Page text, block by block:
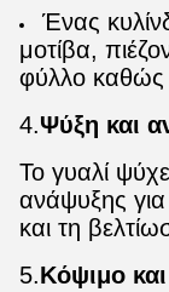
Ένας
μοτίβα,
φύλλο καθώς
4.Ψύξη και
Το γυαλί
ανάψυξης
και τη
5.Κόψιμο